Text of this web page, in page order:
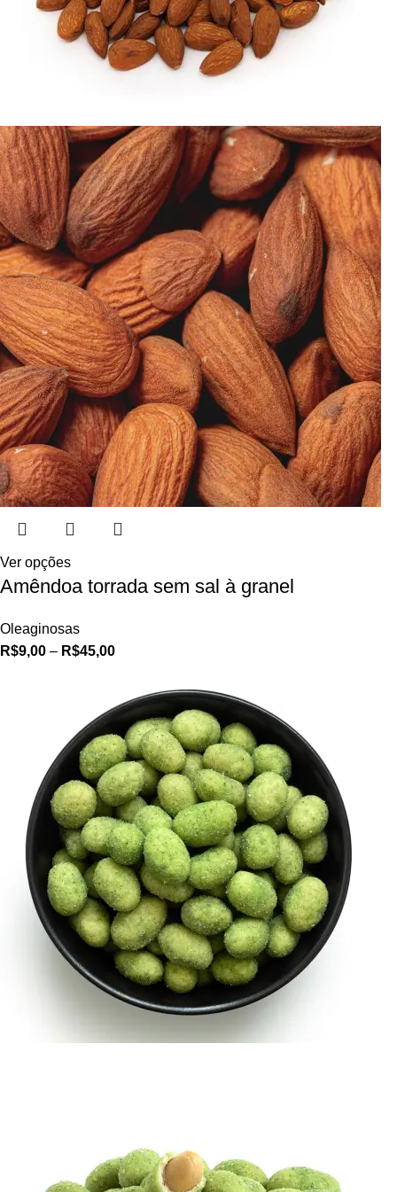
Ver opções
Amêndoa torrada sem sal à granel
Oleaginosas
R$9,00 – R$45,00